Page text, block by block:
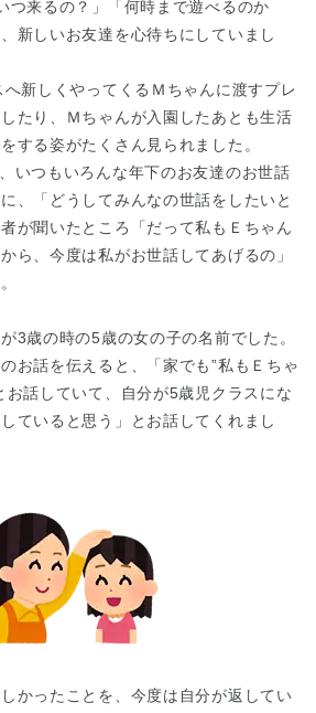
つ来るの？」「何時まで遊べるのか
新しいお友達を心待ちにしていまし
新しくやってくるＭちゃんに渡すプレ
たり、Ｍちゃんが入園したあとも生活
する姿がたくさん見られました。
いつもいろんな年下のお友達のお世話
、「どうしてみんなの世話をしたいと
が聞いたところ「だって私もＥちゃん
ら、今度は私がお世話してあげるの」
3歳の時の5歳の女の子の名前でした。
お話を伝えると、「家でも”私もＥちゃ
お話していて、自分が5歳児クラスにな
ていると思う」とお話してくれまし
かったことを、今度は自分が返してい